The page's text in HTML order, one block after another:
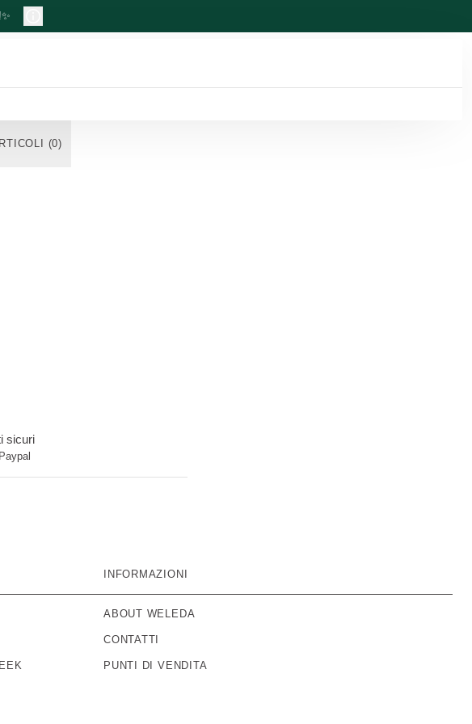
(0)
sicuri
INFORMAZIONI
ABOUT WELEDA
CONTATTI
PUNTI DI VENDITA